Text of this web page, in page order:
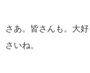
さあ。皆さんも。大
さいね。